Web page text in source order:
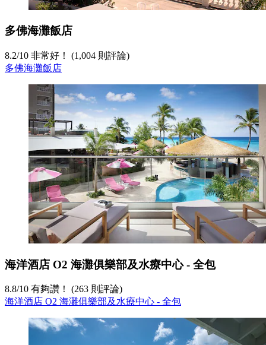
多佛海灘飯店
8.2/10 非常好！ (1,004 則評論)
多佛海灘飯店
海洋酒店 O2 海灘俱樂部及水療中心 - 全包
8.8/10 有夠讚！ (263 則評論)
海洋酒店 O2 海灘俱樂部及水療中心 - 全包